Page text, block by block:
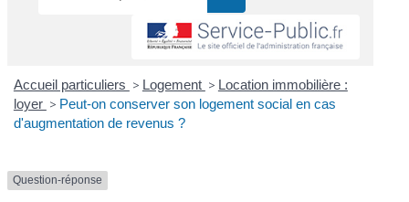
Accueil particuliers > Logement > Location immobilière :
loyer > Peut-on conserver son logement social en cas
d'augmentation de revenus ?
Question-réponse